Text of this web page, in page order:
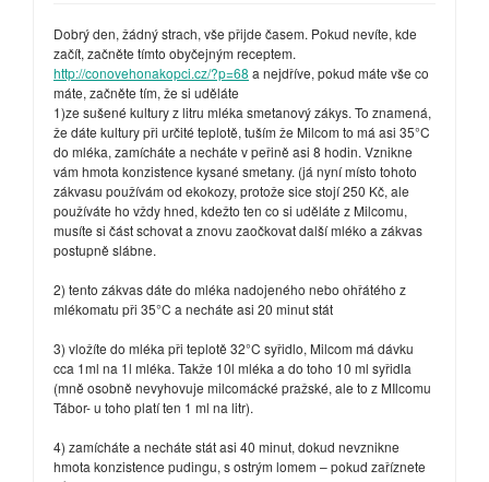
Dobrý den, žádný strach, vše přijde časem. Pokud nevíte, kde
začít, začněte tímto obyčejným receptem.
http://conovehonakopci.cz/?p=68 a nejdříve, pokud máte vše co
máte, začněte tím, že si uděláte
1)ze sušené kultury z litru mléka smetanový zákys. To znamená,
že dáte kultury při určité teplotě, tuším že Milcom to má asi 35°C
do mléka, zamícháte a necháte v peřině asi 8 hodin. Vznikne
vám hmota konzistence kysané smetany. (já nyní místo tohoto
zákvasu používám od ekokozy, protože sice stojí 250 Kč, ale
používáte ho vždy hned, kdežto ten co si uděláte z Milcomu,
musíte si část schovat a znovu zaočkovat další mléko a zákvas
postupně slábne.
2) tento zákvas dáte do mléka nadojeného nebo ohřátého z
mlékomatu při 35°C a necháte asi 20 minut stát
3) vložíte do mléka při teplotě 32°C syřidlo, Milcom má dávku
cca 1ml na 1l mléka. Takže 10l mléka a do toho 10 ml syřidla
(mně osobně nevyhovuje milcomácké pražské, ale to z MIlcomu
Tábor- u toho platí ten 1 ml na litr).
4) zamícháte a necháte stát asi 40 minut, dokud nevznikne
hmota konzistence pudingu, s ostrým lomem – pokud zaříznete